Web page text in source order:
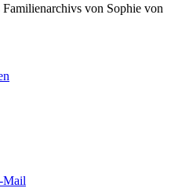
von Sophie von
Mail